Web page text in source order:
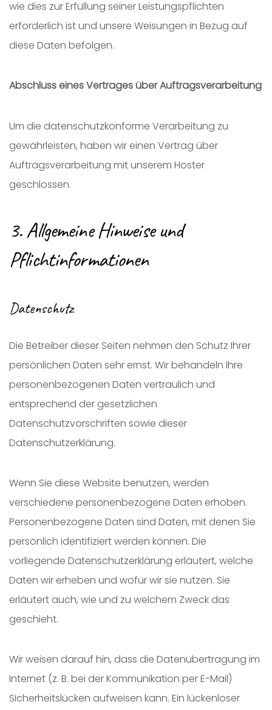
wie dies zur Erfüllung seiner Leistungspflichten
erforderlich ist und unsere Weisungen in Bezug auf
diese Daten befolgen.
Abschluss eines Vertrages über Auftragsverarbeitung
Um die datenschutzkonforme Verarbeitung zu
gewährleisten, haben wir einen Vertrag über
Auftragsverarbeitung mit unserem Hoster
geschlossen.
3. Allgemeine Hinweise und
Pflichtinformationen
Datenschutz
Die Betreiber dieser Seiten nehmen den Schutz Ihrer
persönlichen Daten sehr ernst. Wir behandeln Ihre
personenbezogenen Daten vertraulich und
entsprechend der gesetzlichen
Datenschutzvorschriften sowie dieser
Datenschutzerklärung.
Wenn Sie diese Website benutzen, werden
verschiedene personenbezogene Daten erhoben.
Personenbezogene Daten sind Daten, mit denen Sie
persönlich identifiziert werden können. Die
vorliegende Datenschutzerklärung erläutert, welche
Daten wir erheben und wofür wir sie nutzen. Sie
erläutert auch, wie und zu welchem Zweck das
geschieht.
Wir weisen darauf hin, dass die Datenübertragung im
Internet (z. B. bei der Kommunikation per E-Mail)
Sicherheitslücken aufweisen kann. Ein lückenloser